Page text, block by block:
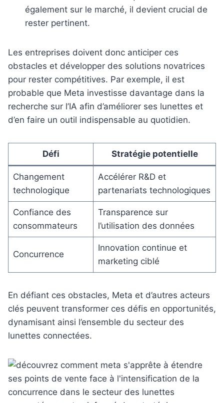
également sur le marché, il devient crucial de
rester pertinent.
Les entreprises doivent donc anticiper ces
obstacles et développer des solutions novatrices
pour rester compétitives. Par exemple, il est
probable que Meta investisse davantage dans la
recherche sur l’IA afin d’améliorer ses lunettes et
d’en faire un outil indispensable au quotidien.
Défi Stratégie potentielle
Changement
technologique
Accélérer R&D et
partenariats technologiques
Confiance des
consommateurs
Transparence sur
l’utilisation des données
Concurrence
Innovation continue et
marketing ciblé
En défiant ces obstacles, Meta et d’autres acteurs
clés peuvent transformer ces défis en opportunités,
dynamisant ainsi l’ensemble du secteur des
lunettes connectées.